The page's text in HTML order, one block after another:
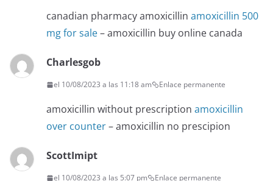
canadian pharmacy amoxicillin amoxicillin 500
mg for sale– amoxicillin buy online canada
Charlesgob
el 10/08/2023 a las 11:18 am Enlace permanente
amoxicillin without prescription amoxicillin
over counter– amoxicillin no prescipion
ScottImipt
el 10/08/2023 a las 5:07 pm Enlace permanente